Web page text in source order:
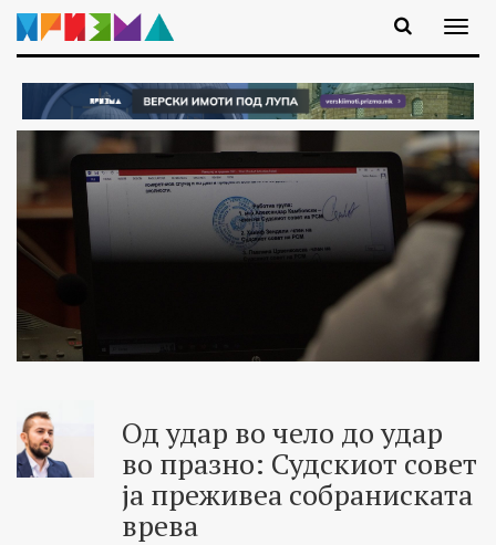
Од удар во чело до удар
во празно: Судскиот совет
ја преживеа собраниската
врева